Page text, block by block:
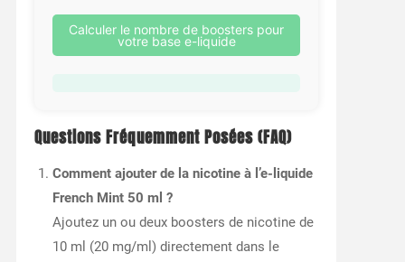
Calculer le nombre de boosters pour
votre base e-liquide
Questions Fréquemment Posées (FAQ)
Comment ajouter de la nicotine à l’e-liquide
French Mint 50 ml ?
Ajoutez un ou deux boosters de nicotine de
10 ml (20 mg/ml) directement dans le